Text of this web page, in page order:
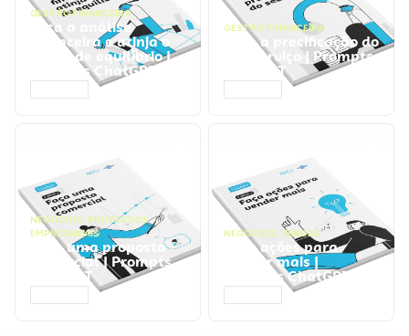
GESTÃO FINANCEIRA
Faça a análise
financeira e atinja o
ponto de equilíbrio |
Prompts ChatGPT
GESTÃO FINANCEIRA
Faça a precificação do
seu serviço | Prompts
ChatGPT
NEGÓCIOS, PROCESSOS
EMPRESARIAIS
Faça uma proposta
comercial | Prompts
ChatGPT
NEGÓCIOS, VENDAS
Faça ações para
vender mais |
Prompts ChatGPT